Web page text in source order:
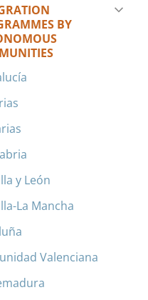
BY
y León
La Mancha
Valenciana